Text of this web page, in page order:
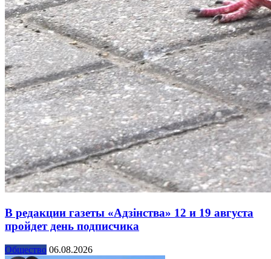
В редакции газеты «Адзінства» 12 и 19 августа
пройдет день подписчика
Общество 06.08.2026